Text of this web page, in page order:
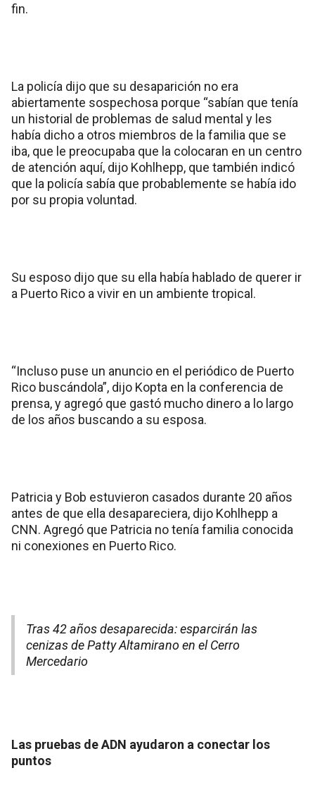
fin.
La policía dijo que su desaparición no era
abiertamente sospechosa porque “sabían que tenía
un historial de problemas de salud mental y les
había dicho a otros miembros de la familia que se
iba, que le preocupaba que la colocaran en un centro
de atención aquí, dijo Kohlhepp, que también indicó
que la policía sabía que probablemente se había ido
por su propia voluntad.
Su esposo dijo que su ella había hablado de querer ir
a Puerto Rico a vivir en un ambiente tropical.
“Incluso puse un anuncio en el periódico de Puerto
Rico buscándola”, dijo Kopta en la conferencia de
prensa, y agregó que gastó mucho dinero a lo largo
de los años buscando a su esposa.
Patricia y Bob estuvieron casados durante 20 años
antes de que ella desapareciera, dijo Kohlhepp a
CNN. Agregó que Patricia no tenía familia conocida
ni conexiones en Puerto Rico.
Tras 42 años desaparecida: esparcirán las
cenizas de Patty Altamirano en el Cerro
Mercedario
Las pruebas de ADN ayudaron a conectar los
puntos